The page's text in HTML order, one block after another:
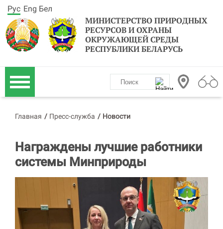
МИНИСТЕРСТВО ПРИРОДНЫХ
РЕСУРСОВ И ОХРАНЫ
ОКРУЖАЮЩЕЙ СРЕДЫ
РЕСПУБЛИКИ БЕЛАРУСЬ
Рус Eng Бел
Главная / Пресс-служба / Новости
Награждены лучшие работники
системы Минприроды